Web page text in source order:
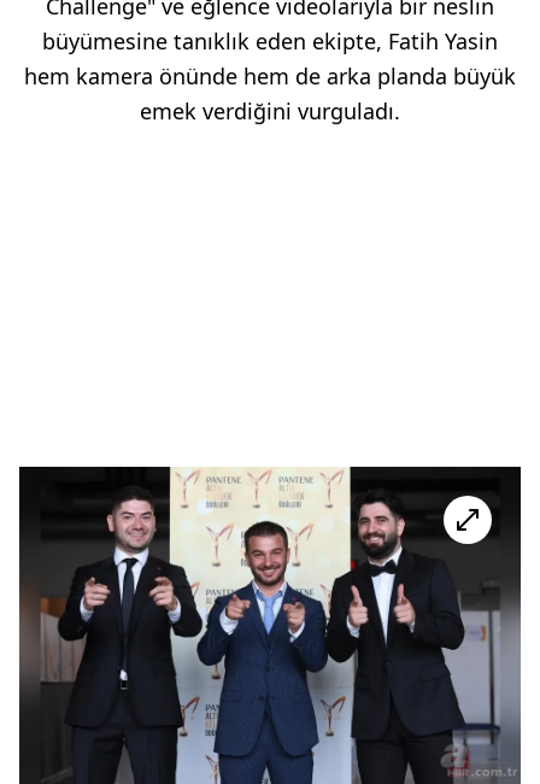
Challenge" ve eğlence videolarıyla bir neslin
büyümesine tanıklık eden ekipte, Fatih Yasin
hem kamera önünde hem de arka planda büyük
emek verdiğini vurguladı.